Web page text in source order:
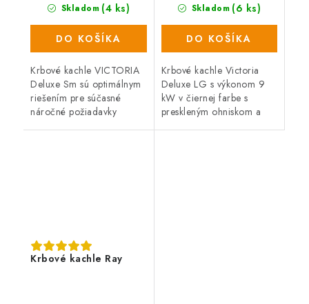
Skladom (4 ks)
DO KOŠÍKA
Krbové kachle VICTORIA
Deluxe Sm sú optimálnym
riešením pre súčasné
náročné požiadavky
Skladom (6 ks)
DO KOŠÍKA
Krbové kachle Victoria
Deluxe LG s výkonom 9
kW v čiernej farbe s
preskleným ohniskom a
Krbové kachle Ray